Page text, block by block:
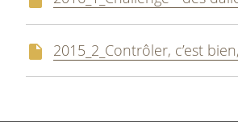
2015_2_Contrôler, c’est